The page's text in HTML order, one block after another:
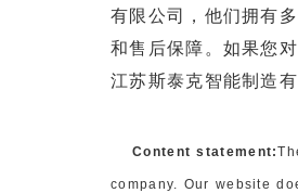
有限公司，他们拥有
和售后保障。如果您
江苏斯泰克智能制造有
Content statement:
company. Our website